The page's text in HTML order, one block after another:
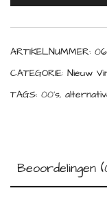
ARTIKELNUMMER:
CATEGORIE: Nieuw
TAGS: 00's,
Beoordelingen